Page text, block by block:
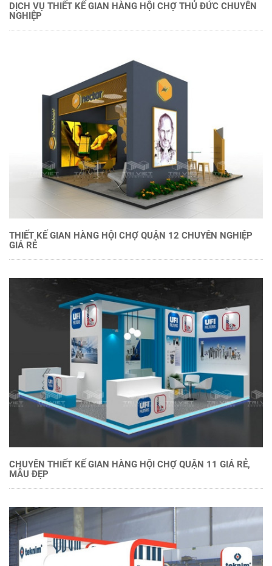
DỊCH VỤ THIẾT KẾ GIAN HÀNG HỘI CHỢ THỦ ĐỨC CHUYÊN
NGHIỆP
THIẾT KẾ GIAN HÀNG HỘI CHỢ QUẬN 12 CHUYÊN NGHIỆP
GIÁ RẺ
CHUYÊN THIẾT KẾ GIAN HÀNG HỘI CHỢ QUẬN 11 GIÁ RẺ,
MẪU ĐẸP